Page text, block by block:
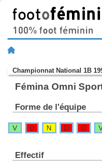
Championnat National 1B
Fémina Omni
Forme de l'équipe
V D N D D
Effectif